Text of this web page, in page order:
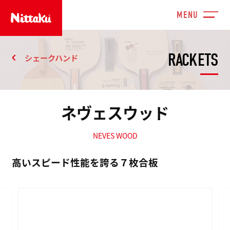
RACKETS
シェークハンド
ネヴェスウッド
NEVES WOOD
高いスピード性能を誇る７枚合板